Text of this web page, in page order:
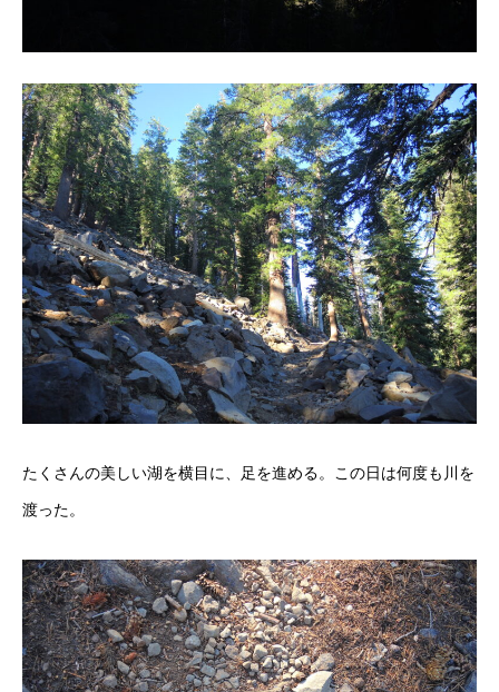
たくさんの美しい湖を横目に、足を進める。この日は何度も川を
渡った。